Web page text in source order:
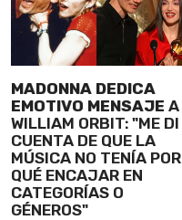
MADONNA DEDICA
EMOTIVO MENSAJE A
WILLIAM ORBIT: "ME DI
CUENTA DE QUE LA
MÚSICA NO TENÍA POR
QUÉ ENCAJAR EN
CATEGORÍAS O
GÉNEROS"